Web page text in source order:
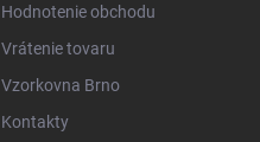
Hodnotenie obchodu
Vrátenie tovaru
Vzorkovna Brno
Kontakty